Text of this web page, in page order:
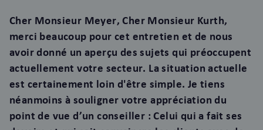
Cher Monsieur Meyer, Cher Monsieur Kurth,
merci beaucoup pour cet entretien et de nous
avoir donné un aperçu des sujets qui préoccupent
actuellement votre secteur. La situation actuelle
est certainement loin d'être simple. Je tiens
néanmoins à souligner votre appréciation du
point de vue d’un conseiller : Celui qui a fait ses